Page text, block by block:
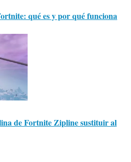
qué es y por qué funciona
de Fortnite Zipline sustituir al